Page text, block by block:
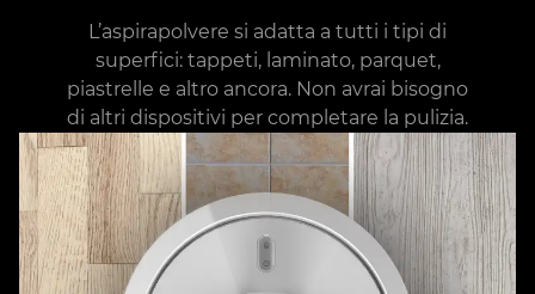
L’aspirapolvere si adatta a tutti i tipi di
superfici: tappeti, laminato, parquet,
piastrelle e altro ancora. Non avrai bisogno
di altri dispositivi per completare la pulizia.